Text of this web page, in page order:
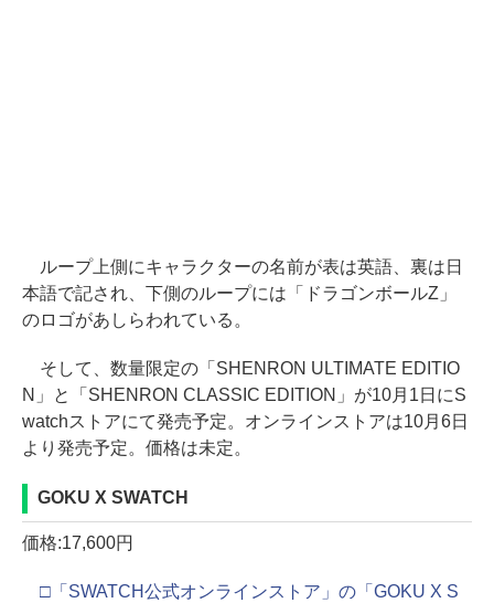
ループ上側にキャラクターの名前が表は英語、裏は日
本語で記され、下側のループには「ドラゴンボールZ」
のロゴがあしらわれている。
そして、数量限定の「SHENRON ULTIMATE EDITIO
N」と「SHENRON CLASSIC EDITION」が10月1日にS
watchストアにて発売予定。オンラインストアは10月6日
より発売予定。価格は未定。
GOKU X SWATCH
価格:17,600円
□「SWATCH公式オンラインストア」の「GOKU X S